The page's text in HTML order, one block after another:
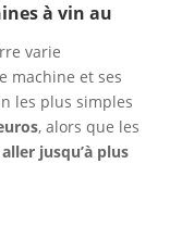
à vin au
varie
machine et ses
les plus simples
, alors que les
aller jusqu’à plus